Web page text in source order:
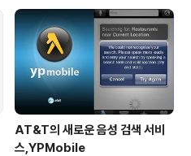
AT&T의 새로운 음성 검색 서비
스,YPMobile